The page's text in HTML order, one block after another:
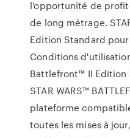
l’opportunité de
de long métrage.
Edition Standard pour
Conditions
Battlefront™ II Edition
STAR WARS™
plateforme
toutes les mises à